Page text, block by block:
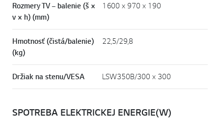
Rozmery TV – balenie (š ×
v × h) (mm)
1600 × 970 × 190
Hmotnosť (čistá/balenie)
(kg)
22,5/29,8
Držiak na stenu/VESA LSW350B/300 × 300
SPOTREBA ELEKTRICKEJ ENERGIE(W)